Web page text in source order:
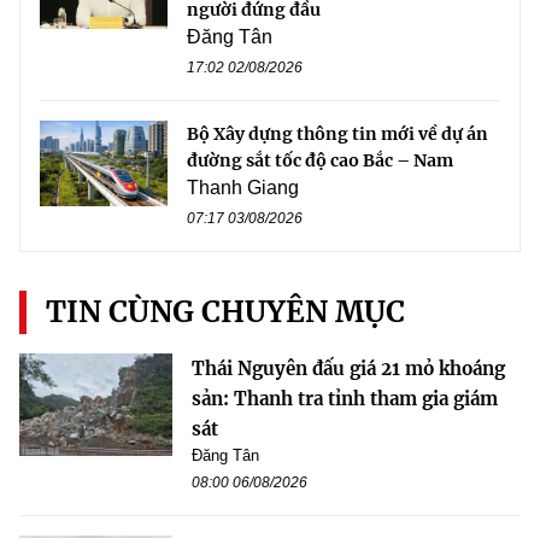
người đứng đầu
Đăng Tân
17:02 02/08/2026
Bộ Xây dựng thông tin mới về dự án
đường sắt tốc độ cao Bắc – Nam
Thanh Giang
07:17 03/08/2026
TIN CÙNG CHUYÊN MỤC
Thái Nguyên đấu giá 21 mỏ khoáng
sản: Thanh tra tỉnh tham gia giám
sát
Đăng Tân
08:00 06/08/2026